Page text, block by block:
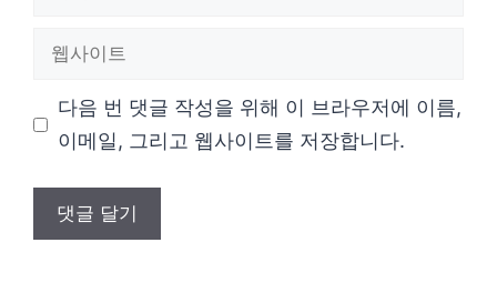
다음 번 댓글 작성을 위해 이 브라우저에 이름,
이메일, 그리고 웹사이트를 저장합니다.